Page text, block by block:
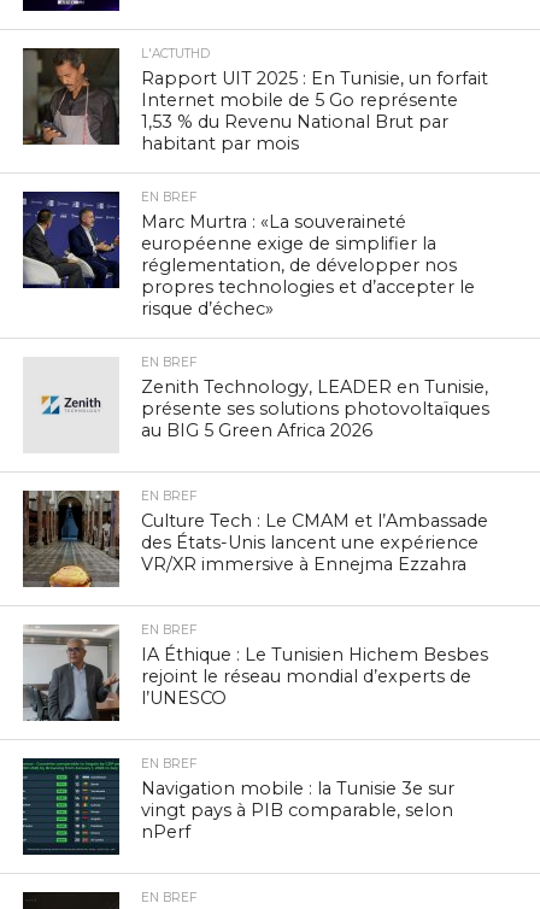
L'ACTUTHD
Rapport UIT 2025 : En Tunisie, un forfait
Internet mobile de 5 Go représente
1,53 % du Revenu National Brut par
habitant par mois
EN BREF
Marc Murtra : «La souveraineté
européenne exige de simplifier la
réglementation, de développer nos
propres technologies et d’accepter le
risque d’échec»
EN BREF
Zenith Technology, LEADER en Tunisie,
présente ses solutions photovoltaïques
au BIG 5 Green Africa 2026
EN BREF
Culture Tech : Le CMAM et l’Ambassade
des États-Unis lancent une expérience
VR/XR immersive à Ennejma Ezzahra
EN BREF
IA Éthique : Le Tunisien Hichem Besbes
rejoint le réseau mondial d’experts de
l’UNESCO
EN BREF
Navigation mobile : la Tunisie 3e sur
vingt pays à PIB comparable, selon
nPerf
EN BREF